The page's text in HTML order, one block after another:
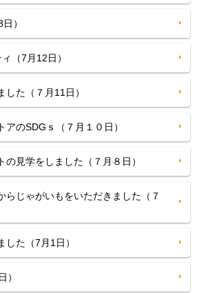
）
（7月12日）
した（７月11日）
アのSDGｓ（７月１０日）
の見学をしました（７月８日）
らじゃがいもをいただきました（７
した（7月1日）
）